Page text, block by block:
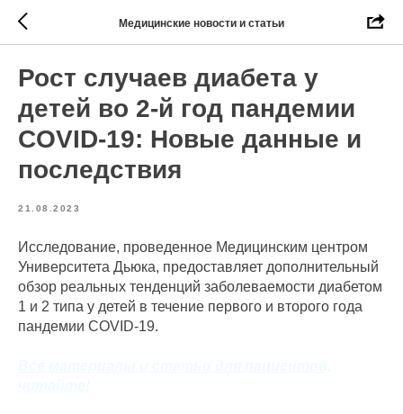
Медицинские новости и статьи
Рост случаев диабета у
детей во 2-й год пандемии
COVID-19: Новые данные и
последствия
21.08.2023
Исследование, проведенное Медицинским центром
Университета Дьюка, предоставляет дополнительный
обзор реальных тенденций заболеваемости диабетом
1 и 2 типа у детей в течение первого и второго года
пандемии COVID-19.